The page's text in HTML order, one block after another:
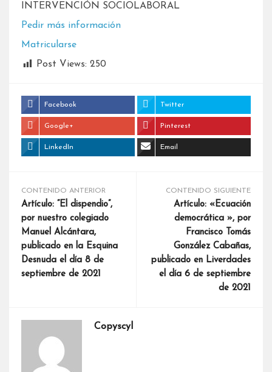
INTERVENCIÓN SOCIOLABORAL
Pedir más información
Matricularse
Post Views: 250
Facebook Twitter
Google+ Pinterest
LinkedIn Email
CONTENIDO ANTERIOR
Artículo: “El dispendio”,
por nuestro colegiado
Manuel Alcántara,
publicado en la Esquina
Desnuda el día 8 de
septiembre de 2021
CONTENIDO SIGUIENTE
Artículo: «Ecuación
democrática », por
Francisco Tomás
González Cabañas,
publicado en Liverdades
el día 6 de septiembre
de 2021
Copyscyl